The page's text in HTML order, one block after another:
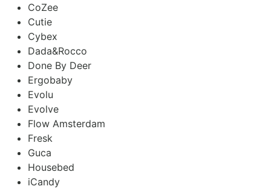
CoZee
Cutie
Cybex
Dada&Rocco
Done By Deer
Ergobaby
Evolu
Evolve
Flow Amsterdam
Fresk
Guca
Housebed
iCandy